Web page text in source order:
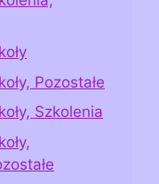
Pozostałe
Szkolenia